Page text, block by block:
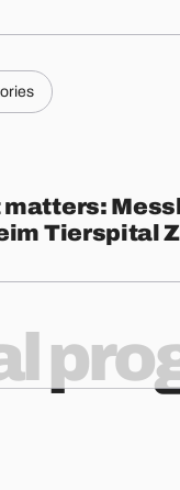
matters:
Tierspital